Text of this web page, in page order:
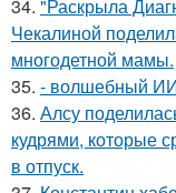
34. "Раскрыла
Чекалиной
многодетной мамы.
35. - волшебный ИИ
36. Алсу
кудрями, которые
в отпуск.